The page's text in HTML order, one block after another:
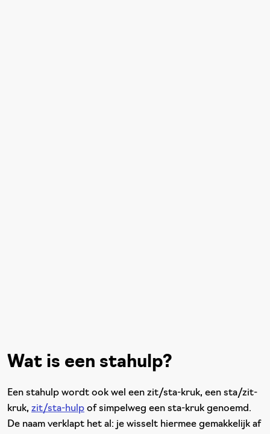
Wat is een stahulp?
Een stahulp wordt ook wel een zit/sta-kruk, een sta/zit-
kruk, zit/sta-hulp of simpelweg een sta-kruk genoemd.
De naam verklapt het al: je wisselt hiermee gemakkelijk af